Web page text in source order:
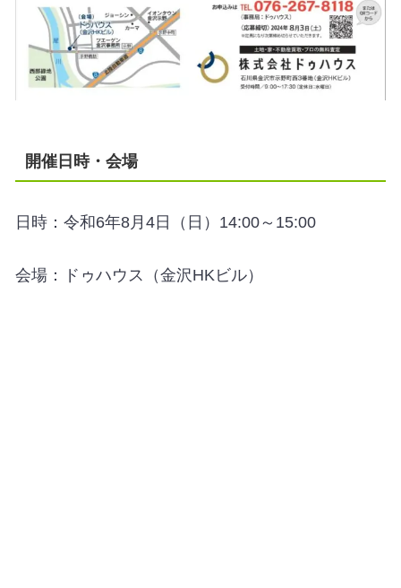
開催日時・会場
日時：令和6年8月4日（日）14:00～15:00
会場：ドゥハウス（金沢HKビル）